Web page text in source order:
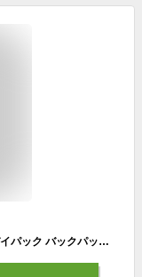
リュック キッズ 小学生 楽天 キッズリュック デイパック バックパック リュックサック 男の子 女の子 小学校 高学年 遠足 教科書 A4 大容量 通気性 撥水 はっ水 ナイロン 軽量 かっこいい サイドポケット アウトドア キャンプ 通学 おしゃれ